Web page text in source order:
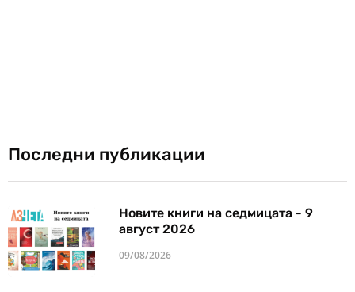
Последни публикации
Новите книги на седмицата - 9
август 2026
09/08/2026